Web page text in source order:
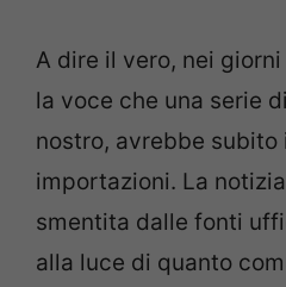
A dire il vero, nei
la voce che una serie
nostro, avrebbe
importazioni. La
smentita dalle fonti
alla luce di quanto